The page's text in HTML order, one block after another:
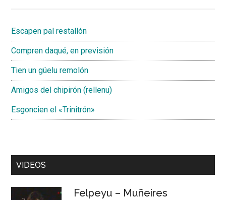
Escapen pal restallón
Compren daqué, en previsión
Tien un güelu remolón
Amigos del chipirón (rellenu)
Esgoncien el «Trinitrón»
VIDEOS
Felpeyu – Muñeires